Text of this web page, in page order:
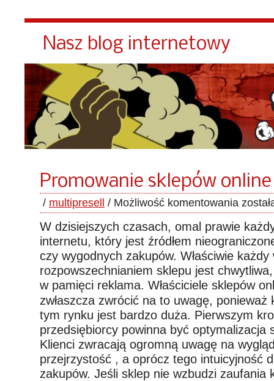
Nasz blog internetowy
Promowanie sklepów online
/ multipresell / Możliwość komentowania
W dzisiejszych czasach, omal prawie
internetu, który jest źródłem
czy wygodnych zakupów. Właściwie
rozpowszechnianiem sklepu jest
w pamięci reklama. Właściciele sklepów
zwłaszcza zwrócić na to uwagę, ponieważ
tym rynku jest bardzo duża. Pierwszym
przedsiębiorcy powinna być optymalizacja
Klienci zwracają ogromną uwagę na
przejrzystość , a oprócz tego intuicyjność
zakupów. Jeśli sklep nie wzbudzi zaufania